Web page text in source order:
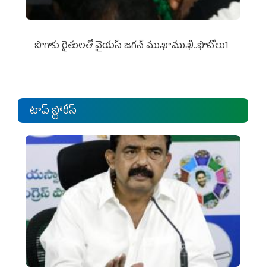
పొగాకు రైతుల‌తో వైయ‌స్ జ‌గ‌న్ ముఖాముఖి..ఫొటోలు1
టాప్ స్టోరీస్